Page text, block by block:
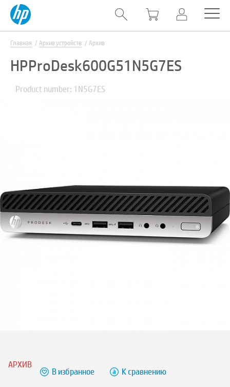
Главная Архив устройств Архив
HPProDesk600G51N5G7ES
Product number: 1N5G7ES
АРХИВ
В избранное К сравнению